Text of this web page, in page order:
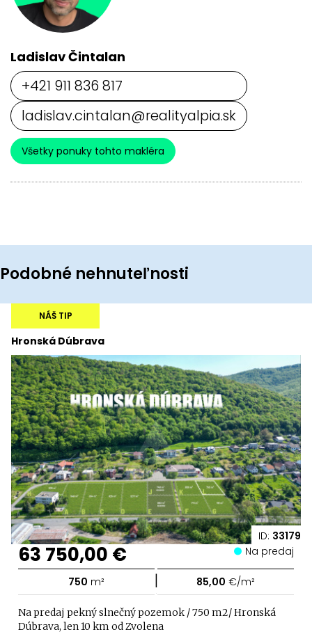
Ladislav Čintalan
+421 911 836 817
ladislav.cintalan@realityalpia.sk
Všetky ponuky tohto makléra
Podobné nehnuteľnosti
ID: 33179
Hronská Dúbrava
NÁŠ TIP
63 750,00 € Na predaj
750 m² | 85,00 €/m²
Na predaj pekný slnečný pozemok / 750 m2/ Hronská
Dúbrava, len 10 km od Zvolena